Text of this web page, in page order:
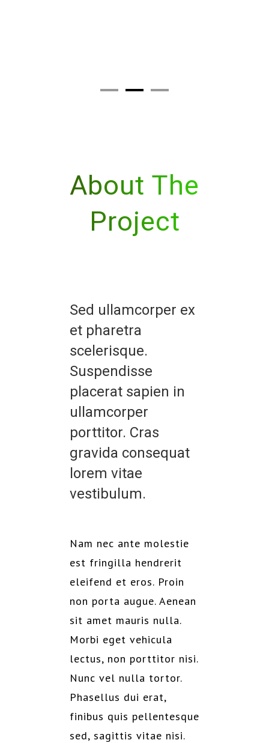
About The
Project
Sed ullamcorper ex
et pharetra
scelerisque.
Suspendisse
placerat sapien in
ullamcorper
porttitor. Cras
gravida consequat
lorem vitae
vestibulum.
Nam nec ante molestie
est fringilla hendrerit
eleifend et eros. Proin
non porta augue. Aenean
sit amet mauris nulla.
Morbi eget vehicula
lectus, non porttitor nisi.
Nunc vel nulla tortor.
Phasellus dui erat,
finibus quis pellentesque
sed, sagittis vitae nisi.